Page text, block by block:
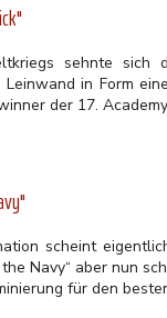
sehnte sich
in Form
der 17.
scheint
Navy“ aber nun
für den